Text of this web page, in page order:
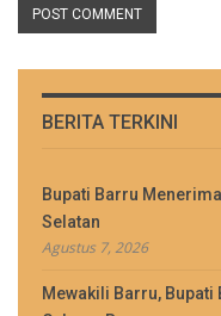
BERITA TERKINI
Bupati Barru
Selatan
Agustus 7, 2026
Mewakili Barru,